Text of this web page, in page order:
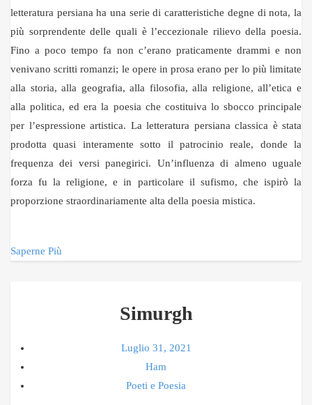
letteratura persiana ha una serie di caratteristiche degne di nota, la
più sorprendente delle quali è l’eccezionale rilievo della poesia.
Fino a poco tempo fa non c’erano praticamente drammi e non
venivano scritti romanzi; le opere in prosa erano per lo più limitate
alla storia, alla geografia, alla filosofia, alla religione, all’etica e
alla politica, ed era la poesia che costituiva lo sbocco principale
per l’espressione artistica. La letteratura persiana classica è stata
prodotta quasi interamente sotto il patrocinio reale, donde la
frequenza dei versi panegirici. Un’influenza di almeno uguale
forza fu la religione, e in particolare il sufismo, che ispirò la
proporzione straordinariamente alta della poesia mistica.
Saperne Più
Simurgh
Luglio 31, 2021
Ham
Poeti e Poesia